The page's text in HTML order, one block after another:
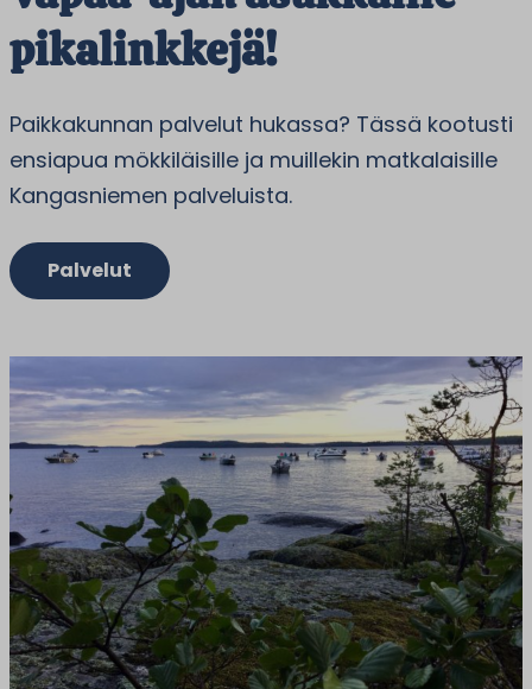
pikalinkkejä!
Paikkakunnan palvelut hukassa? Tässä kootusti
ensiapua mökkiläisille ja muillekin matkalaisille
Kangasniemen palveluista.
Palvelut